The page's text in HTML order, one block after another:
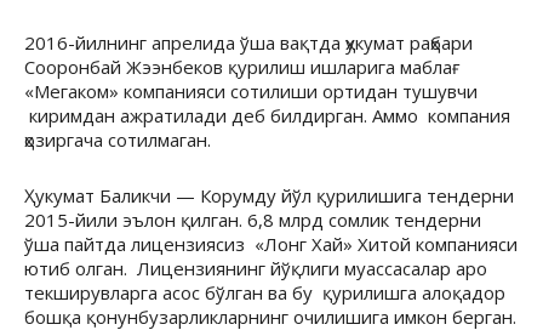
2016-йилнинг апрелида ўша вақтда ҳукумат раҳбари
Сооронбай Жээнбеков қурилиш ишларига маблағ
«Мегаком» компанияси сотилиши ортидан тушувчи
киримдан ажратилади деб билдирган. Аммо компания
ҳозиргача сотилмаган.
Ҳукумат Баликчи — Корумду йўл қурилишига тендерни
2015-йили эълон қилган. 6,8 млрд сомлик тендерни
ўша пайтда лицензиясиз «Лонг Хай» Хитой компанияси
ютиб олган. Лицензиянинг йўқлиги муассасалар аро
текширувларга асос бўлган ва бу қурилишга алоқадор
бошқа қонунбузарликларнинг очилишига имкон берган.